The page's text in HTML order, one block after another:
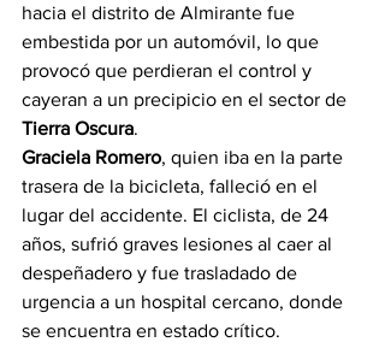
hacia el distrito de Almirante fue
embestida por un automóvil, lo que
provocó que perdieran el control y
cayeran a un precipicio en el sector de
Tierra Oscura.
Graciela Romero, quien iba en la parte
trasera de la bicicleta, falleció en el
lugar del accidente. El ciclista, de 24
años, sufrió graves lesiones al caer al
despeñadero y fue trasladado de
urgencia a un hospital cercano, donde
se encuentra en estado crítico.